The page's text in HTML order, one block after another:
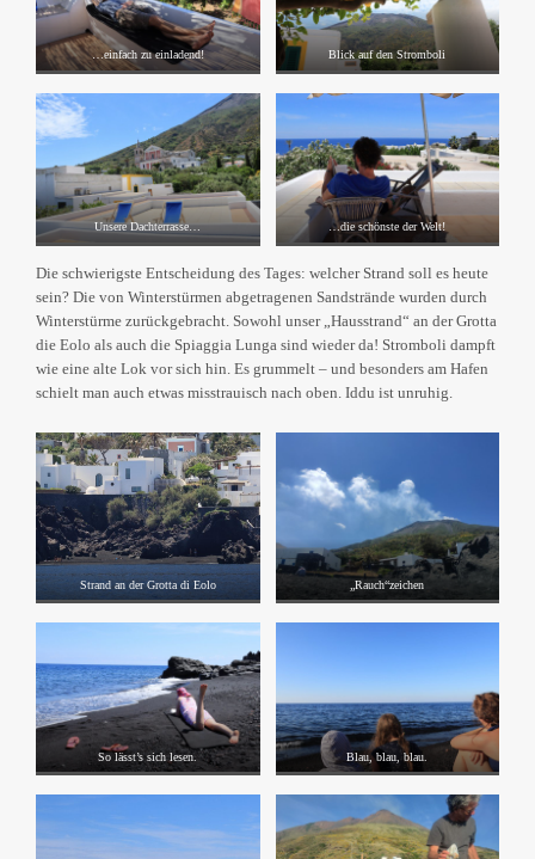
…einfach zu einladend! Blick auf den Stromboli
Unsere Dachterrasse… …die schönste der Welt!
Die schwierigste Entscheidung des Tages: welcher Strand soll es heute
sein? Die von Winterstürmen abgetragenen Sandstrände wurden durch
Winterstürme zurückgebracht. Sowohl unser „Hausstrand“ an der Grotta
die Eolo als auch die Spiaggia Lunga sind wieder da! Stromboli dampft
wie eine alte Lok vor sich hin. Es grummelt – und besonders am Hafen
schielt man auch etwas misstrauisch nach oben. Iddu ist unruhig.
Strand an der Grotta di Eolo „Rauch“zeichen
So lässt’s sich lesen. Blau, blau, blau.